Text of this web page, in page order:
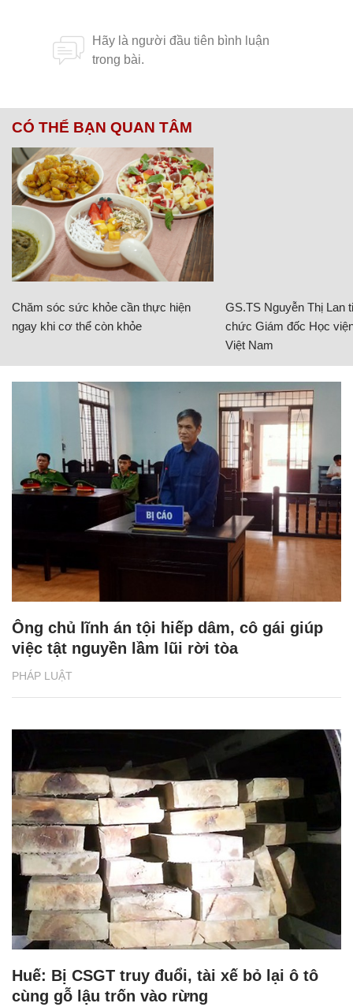
CÓ THỂ BẠN QUAN TÂM
Chăm sóc sức khỏe cần thực hiện
ngay khi cơ thể còn khỏe
GS.TS Nguyễn Thị Lan
chức Giám đốc Học
Việt Nam
PHÁP LUẬT
Ông chủ lĩnh án tội hiếp dâm, cô gái giúp
việc tật nguyền lầm lũi rời tòa
Huế: Bị CSGT truy đuổi, tài xế bỏ lại ô tô
cùng gỗ lậu trốn vào rừng